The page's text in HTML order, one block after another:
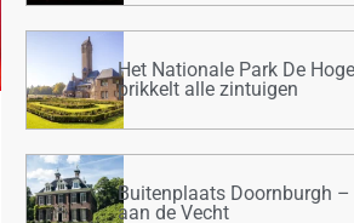
Het Nationale Park De
prikkelt alle zintuigen
Buitenplaats Doornburgh –
aan de Vecht